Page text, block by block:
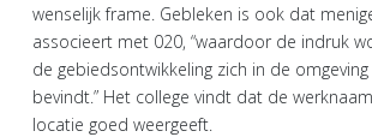
wenselijk frame. Gebleken is ook dat
associeert met 020, “waardoor de indruk
de gebiedsontwikkeling zich in de
bevindt.” Het college vindt dat de
locatie goed weergeeft.